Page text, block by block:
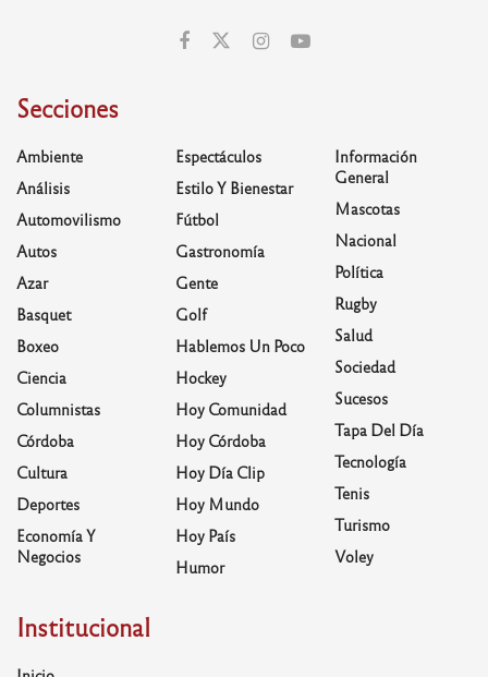
Secciones
Ambiente
Análisis
Automovilismo
Autos
Azar
Basquet
Boxeo
Ciencia
Columnistas
Córdoba
Cultura
Deportes
Economía Y
Negocios
Espectáculos
Estilo Y Bienestar
Fútbol
Gastronomía
Gente
Golf
Hablemos Un Poco
Hockey
Hoy Comunidad
Hoy Córdoba
Hoy Día Clip
Hoy Mundo
Hoy País
Humor
Información
General
Mascotas
Nacional
Política
Rugby
Salud
Sociedad
Sucesos
Tapa Del Día
Tecnología
Tenis
Turismo
Voley
Institucional